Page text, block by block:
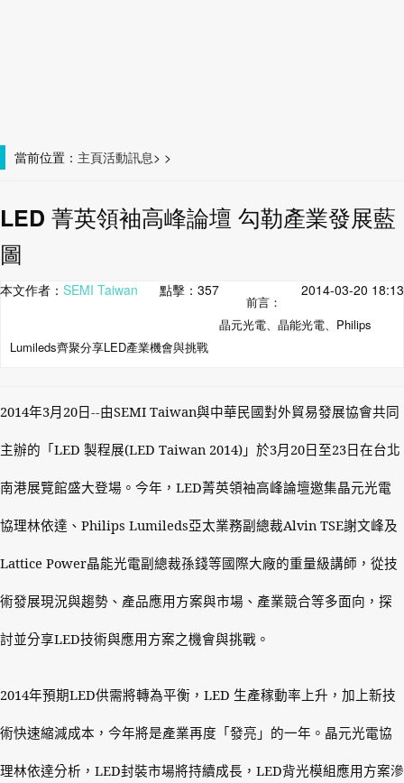
當前位置： 主頁 >
活動訊息 >
LED 菁英領袖高峰論壇 勾勒產業發展藍
圖
本文作者： SEMI Taiwan 點擊： 357 2014-03-20 18:13
前言：
晶元光電、晶能光電、Philips
Lumileds齊聚分享LED產業機會與挑戰
2014年3月20日--由SEMI Taiwan與中華民國對外貿易發展協會共同
主辦的「LED 製程展(LED Taiwan 2014) 」於3月20日至23日在台北
南港展覽館盛大登場。今年， LED菁英領袖高峰論壇邀集晶元光電
協理林依達、 Philips Lumileds亞太業務副總裁Alvin TSE謝文峰及
Lattice Power晶能光電副總裁孫錢等國際大廠的重量級講師，從技
術發展現況與趨勢、產品應用方案與市場、產業競合等多面向，探
討並分享LED技術與應用方案之機會與挑戰。
2014年預期LED供需將轉為平衡， LED 生產稼動率上升，加上新技
術快速縮減成本，今年將是產業再度「發亮」的一年。晶元光電協
理林依達分析， LED封裝市場將持續成長， LED背光模組應用方案滲